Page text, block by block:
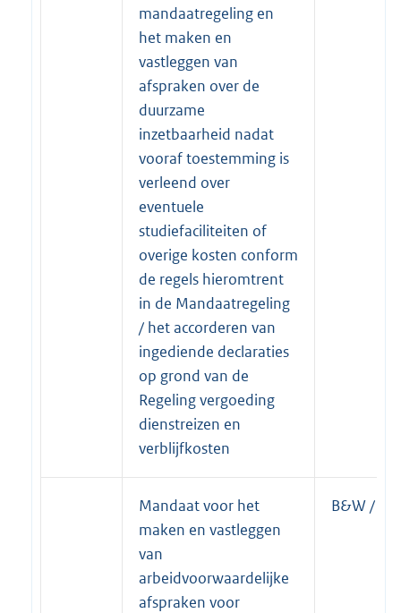
mandaatregeling en
het maken en
vastleggen van
afspraken over de
duurzame
inzetbaarheid nadat
vooraf toestemming is
verleend over
eventuele
studiefaciliteiten of
overige kosten conform
de regels hieromtrent
in de Mandaatregeling
/ het accorderen van
ingediende declaraties
op grond van de
Regeling vergoeding
dienstreizen en
verblijfkosten
Mandaat voor het
maken en vastleggen
van
arbeidvoorwaardelijke
afspraken voor
B&W /